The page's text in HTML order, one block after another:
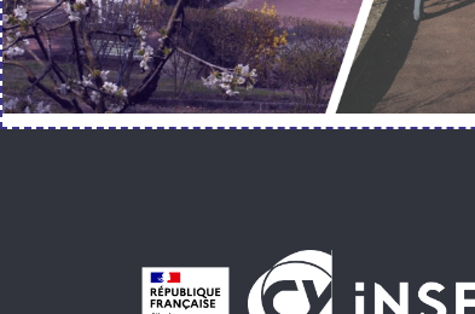
Pied de page